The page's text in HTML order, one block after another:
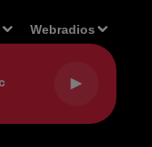
Webradios